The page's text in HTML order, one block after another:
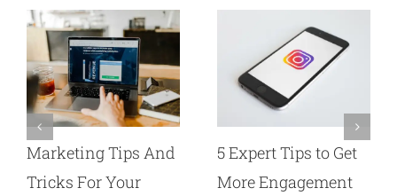
Marketing Tips And
Tricks For Your
5 Expert Tips to Get
More Engagement